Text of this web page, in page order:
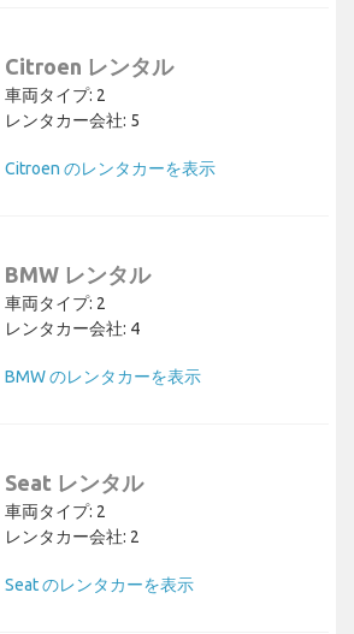
Citroen レンタル
車両タイプ: 2
レンタカー会社: 5
Citroen のレンタカーを表示
BMW レンタル
車両タイプ: 2
レンタカー会社: 4
BMW のレンタカーを表示
Seat レンタル
車両タイプ: 2
レンタカー会社: 2
Seat のレンタカーを表示